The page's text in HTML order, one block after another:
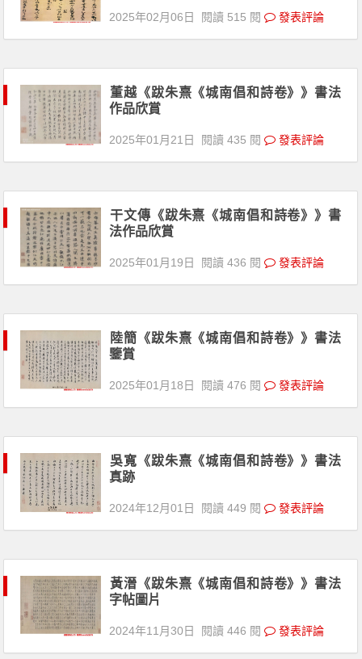
2025年02月06日 閱讀 515 閱 發表評論
董越《跋朱熹《城南倡和詩卷》》書法
作品欣賞
2025年01月21日 閱讀 435 閱 發表評論
干文傳《跋朱熹《城南倡和詩卷》》書
法作品欣賞
2025年01月19日 閱讀 436 閱 發表評論
陸簡《跋朱熹《城南倡和詩卷》》書法
鑒賞
2025年01月18日 閱讀 476 閱 發表評論
吳寬《跋朱熹《城南倡和詩卷》》書法
真跡
2024年12月01日 閱讀 449 閱 發表評論
黃溍《跋朱熹《城南倡和詩卷》》書法
字帖圖片
2024年11月30日 閱讀 446 閱 發表評論